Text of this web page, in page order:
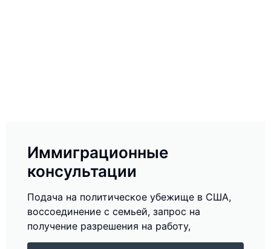
Иммиграционные
консультации
Подача на политическое убежище в США,
воссоединение с семьей, запрос на
получение разрешения на работу,